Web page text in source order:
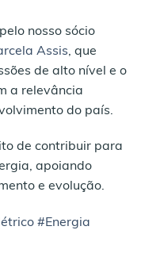
nosso sócio
Assis, que
de alto nível e o
a relevância
do país.
de contribuir para
apoiando
e evolução.
#Energia